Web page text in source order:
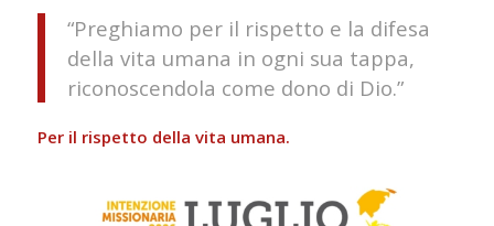
“Preghiamo per il rispetto e la difesa
della vita umana in ogni sua tappa,
riconoscendola come dono di Dio.”
Per il rispetto della vita umana.